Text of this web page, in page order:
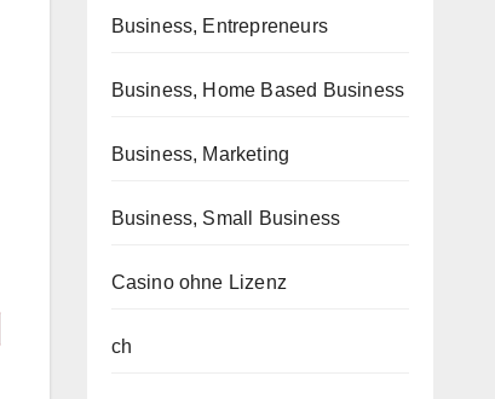
Business, Entrepreneurs
Business, Home Based Business
Business, Marketing
Business, Small Business
Casino ohne Lizenz
ch